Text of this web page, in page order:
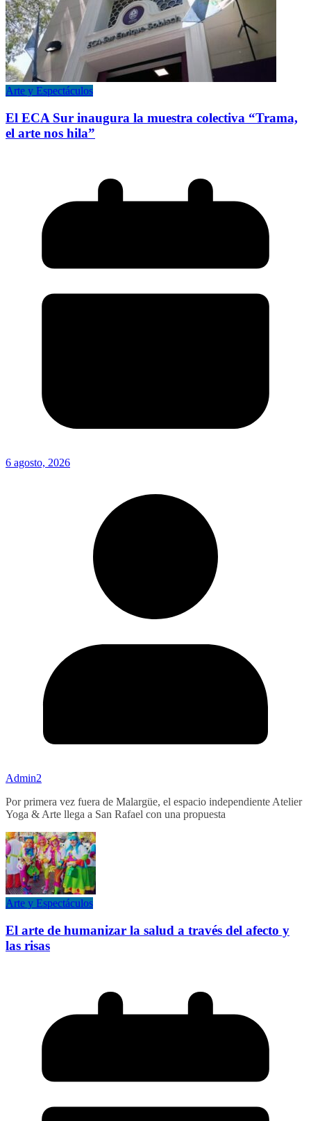
Arte y Espectáculos
El ECA Sur inaugura la muestra colectiva “Trama,
el arte nos hila”
6 agosto, 2026
Admin2
Por primera vez fuera de Malargüe, el espacio independiente Atelier
Yoga & Arte llega a San Rafael con una propuesta
Arte y Espectáculos
El arte de humanizar la salud a través del afecto y
las risas